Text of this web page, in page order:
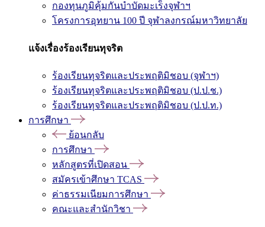
กองทุนภูมิคุ้มกันบำบัดมะเร็งจุฬาฯ
โครงการอุทยาน 100 ปี จุฬาลงกรณ์มหาวิทยาลัย
แจ้งเรื่องร้องเรียนทุจริต
ร้องเรียนทุจริตและประพฤติมิชอบ (จุฬาฯ)
ร้องเรียนทุจริตและประพฤติมิชอบ (ป.ป.ช.)
ร้องเรียนทุจริตและประพฤติมิชอบ (ป.ป.ท.)
การศึกษา
ย้อนกลับ
การศึกษา
หลักสูตรที่เปิดสอน
สมัครเข้าศึกษา TCAS
ค่าธรรมเนียมการศึกษา
คณะและสำนักวิชา